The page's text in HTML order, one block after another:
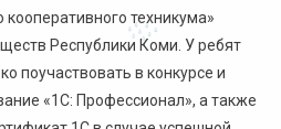
техникума»
Республики Коми. У ребят
поучаствовать в конкурсе и
«1С: Профессионал», а также